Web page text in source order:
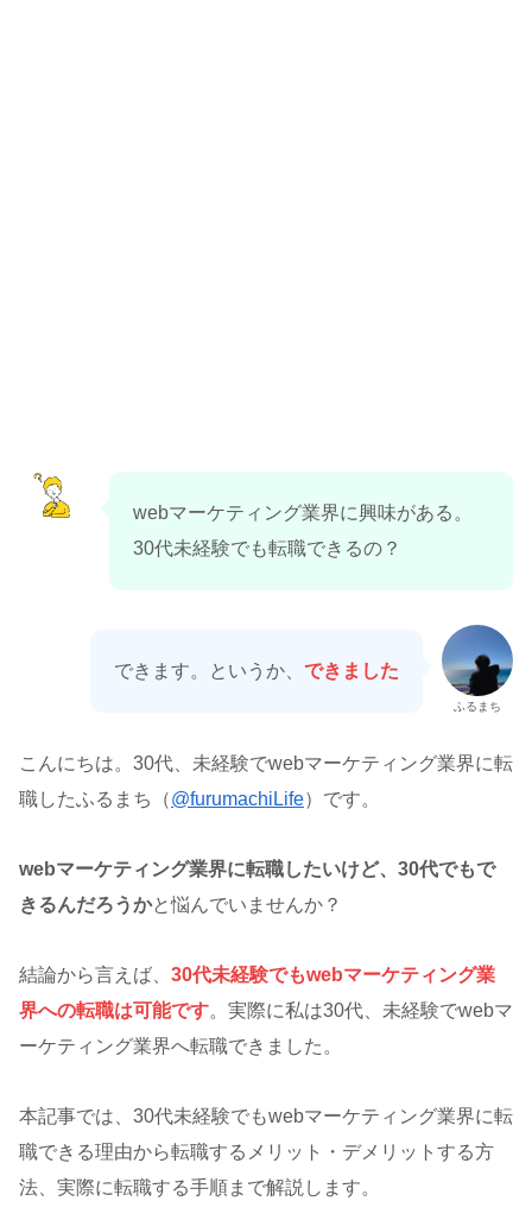
webマーケティング業界に興味がある。
30代未経験でも転職できるの？
ふるまち
できます。というか、 できました
こんにちは。30代、未経験でwebマーケティング業界に転
職したふるまち（@furumachiLife）です。
webマーケティング業界に転職したいけど、30代でもで
きるんだろうかと悩んでいませんか？
結論から言えば、 30代未経験でもwebマーケティング業
界への転職は可能です。実際に私は30代、未経験でwebマ
ーケティング業界へ転職できました。
本記事では、30代未経験でもwebマーケティング業界に転
職できる理由から転職するメリット・デメリットする方
法、実際に転職する手順まで解説します。